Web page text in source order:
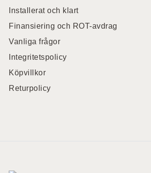
Installerat och klart
Finansiering och ROT-avdrag
Vanliga frågor
Integritetspolicy
Köpvillkor
Returpolicy